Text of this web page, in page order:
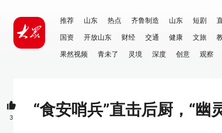
推荐 山东 热点 齐鲁制造 山东 短剧
国资
开放山东 财经 交通 健康 文旅
果然视频
青未了 灵境 深度 创意 观察
“食安哨兵”直击后厨，“幽
3